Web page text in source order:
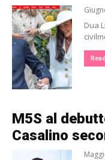
Dua
M5S al
Casalino